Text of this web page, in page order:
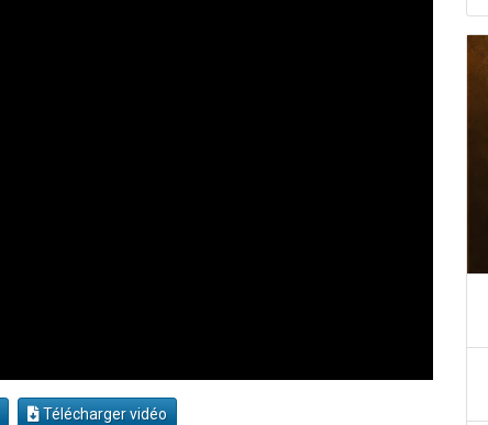
Télécharger vidéo